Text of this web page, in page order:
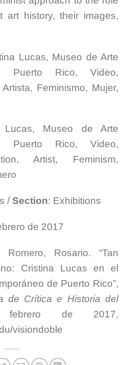
art history, their images,
Lucas, Museo de Arte
Puerto Rico, Video,
Feminismo, Mujer,
Lucas, Museo de Arte
Puerto Rico, Video,
Artist, Feminism,
/ Section: Exhibitions
de 2017
Romero, Rosario. “Tan
Cristina Lucas en el
de Puerto Rico”,
de Crítica e Historia del
de 2017,
visiondoble